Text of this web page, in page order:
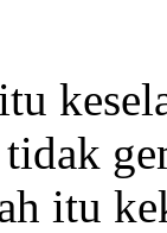
itu